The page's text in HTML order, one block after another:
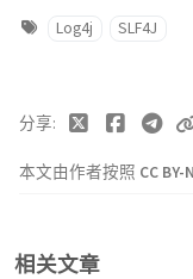
Log4j SLF4J
本文由作者按照 CC BY-
分享
相关文章